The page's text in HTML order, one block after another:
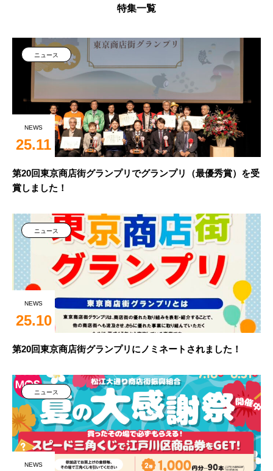
特集一覧
ニュース
NEWS
25.11
第20回東京商店街グランプリでグランプリ（最優秀賞）を受
賞しました！
ニュース
NEWS
25.10
第20回東京商店街グランプリにノミネートされました！
ニュース
NEWS